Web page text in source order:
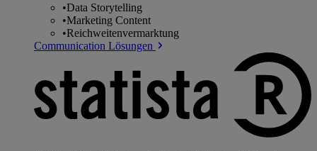
•Data Storytelling
•Marketing Content
•Reichweitenvermarktung
Communication Lösungen